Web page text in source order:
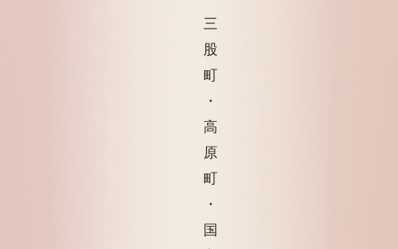
三
股
町
・
高
原
町
・
国